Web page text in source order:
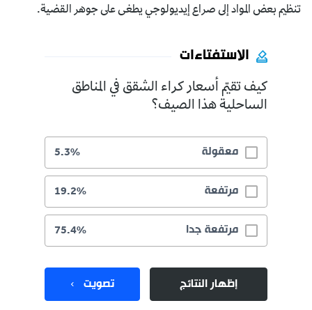
تنظيم بعض المواد إلى صراع إيديولوجي يطغى على جوهر القضية.
الاستفتاءات
كيف تقيّم أسعار كراء الشقق في المناطق
الساحلية هذا الصيف؟
معقولة 5.3%
مرتفعة 19.2%
مرتفعة جدا 75.4%
إظهار النتائج تصويت